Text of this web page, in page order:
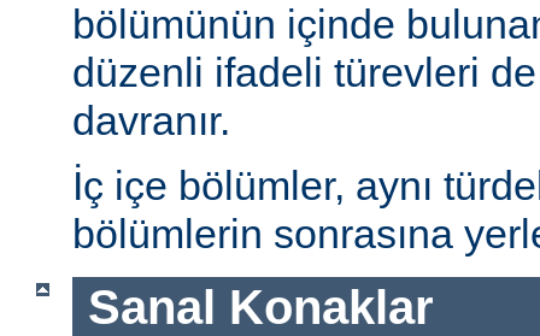
bölümünün içinde
düzenli ifadeli türevleri
davranır.
İç içe bölümler, aynı
bölümlerin sonrasına
Sanal Konaklar